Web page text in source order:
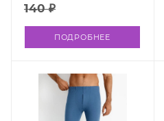
140 ₽
ПОДРОБНЕЕ